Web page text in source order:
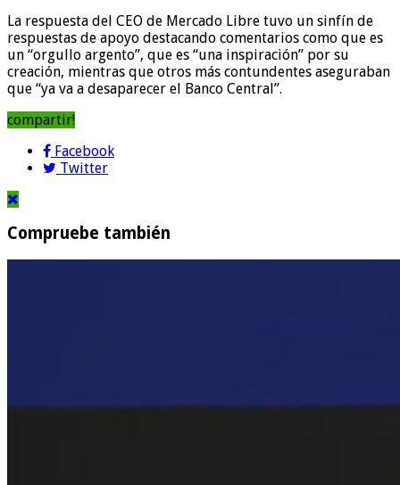
La respuesta del CEO de Mercado Libre tuvo un sinfín de
respuestas de apoyo destacando comentarios como que es
un “orgullo argento”, que es “una inspiración” por su
creación, mientras que otros más contundentes aseguraban
que “ya va a desaparecer el Banco Central”.
compartir!
Facebook
Twitter
Compruebe también